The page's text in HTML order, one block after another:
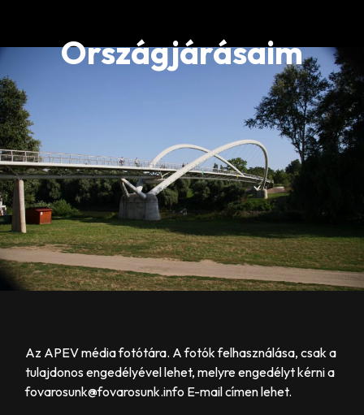
Országjárásaim
Az APEV média fotótára. A fotók felhasználása, csak a
tulajdonos engedélyével lehet, melyre engedélyt kérni a
fovarosunk@fovarosunk.info E-mail címen lehet.